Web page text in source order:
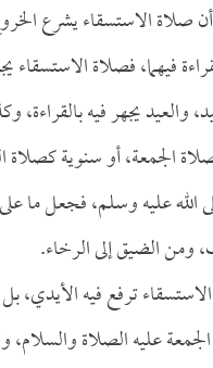
الاستسقاء يشرع
فيهما، فصلاة
والعيد يجهر فيه
الجمعة، أو سنوية
عليه وسلم، فجعل ما
ومن الضيق إلى الرخاء.
ترفع فيه الأيدي،
عليه الصلاة